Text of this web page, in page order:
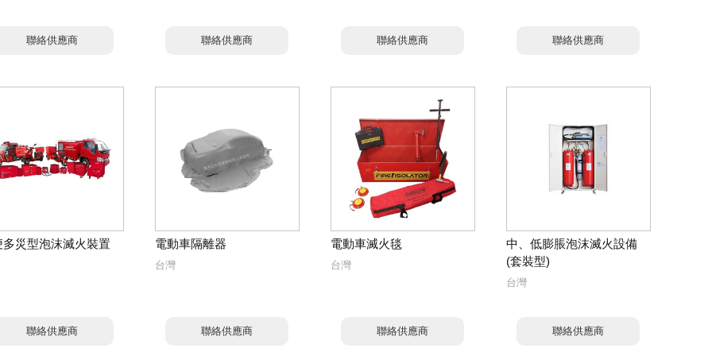
聯絡供應商 聯絡供應商 聯絡供應商 聯絡供應商
多災型泡沫滅火裝置
聯絡供應商
電動車隔離器
台灣
聯絡供應商
電動車滅火毯
台灣
聯絡供應商
中、低膨脹泡沫滅火設備
(套裝型)
台灣
聯絡供應商